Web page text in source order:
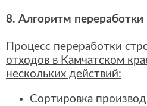
8. Алгоритм переработки
Процесс переработки
отходов в Камчатском
нескольких действий:
Сортировка